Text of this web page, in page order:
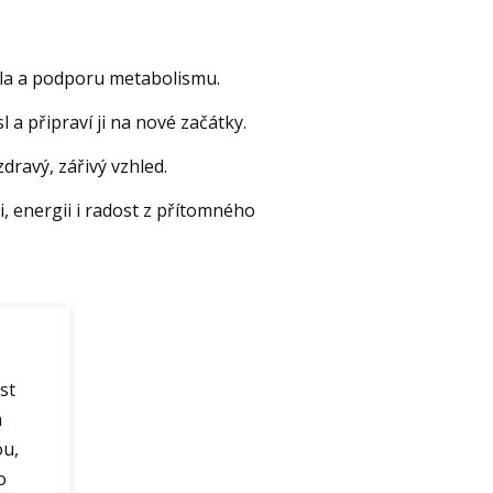
a podporu metabolismu.
a připraví ji na nové začátky.
zářivý vzhled.
energii i radost z přítomného